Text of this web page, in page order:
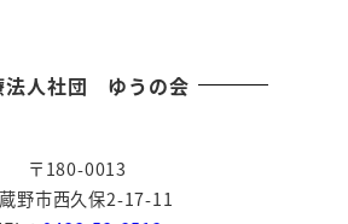
法人社団 ゆうの会
〒180-0013
野市西久保2-17-11